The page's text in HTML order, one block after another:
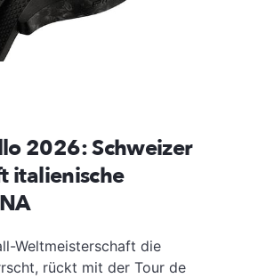
2026: Schweizer
italienische
Weltmeisterschaft die
rückt mit der Tour de